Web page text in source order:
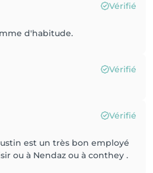
Vérifié
d'habitude.
Vérifié
Vérifié
est un très bon employé
ou à Nendaz ou à conthey .